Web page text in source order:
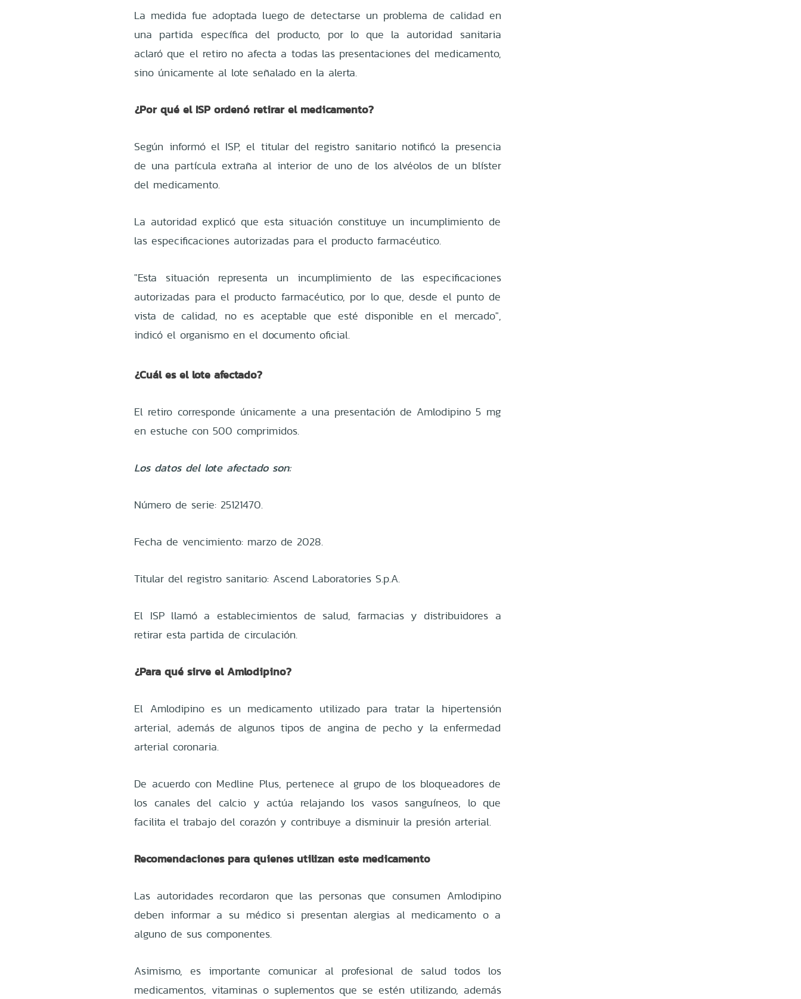
La medida fue adoptada luego de detectarse un problema de calidad en
una partida específica del producto, por lo que la autoridad sanitaria
aclaró que el retiro no afecta a todas las presentaciones del medicamento,
sino únicamente al lote señalado en la alerta.
¿Por qué el ISP ordenó retirar el medicamento?
Según informó el ISP, el titular del registro sanitario notificó la presencia
de una partícula extraña al interior de uno de los alvéolos de un blíster
del medicamento.
La autoridad explicó que esta situación constituye un incumplimiento de
las especificaciones autorizadas para el producto farmacéutico.
"Esta situación representa un incumplimiento de las especificaciones
autorizadas para el producto farmacéutico, por lo que, desde el punto de
vista de calidad, no es aceptable que esté disponible en el mercado",
indicó el organismo en el documento oficial.
¿Cuál es el lote afectado?
El retiro corresponde únicamente a una presentación de Amlodipino 5 mg
en estuche con 500 comprimidos.
Los datos del lote afectado son:
Número de serie: 25121470.
Fecha de vencimiento: marzo de 2028.
Titular del registro sanitario: Ascend Laboratories S.p.A.
El ISP llamó a establecimientos de salud, farmacias y distribuidores a
retirar esta partida de circulación.
¿Para qué sirve el Amlodipino?
El Amlodipino es un medicamento utilizado para tratar la hipertensión
arterial, además de algunos tipos de angina de pecho y la enfermedad
arterial coronaria.
De acuerdo con Medline Plus, pertenece al grupo de los bloqueadores de
los canales del calcio y actúa relajando los vasos sanguíneos, lo que
facilita el trabajo del corazón y contribuye a disminuir la presión arterial.
Recomendaciones para quienes utilizan este medicamento
Las autoridades recordaron que las personas que consumen Amlodipino
deben informar a su médico si presentan alergias al medicamento o a
alguno de sus componentes.
Asimismo, es importante comunicar al profesional de salud todos los
medicamentos, vitaminas o suplementos que se estén utilizando, además